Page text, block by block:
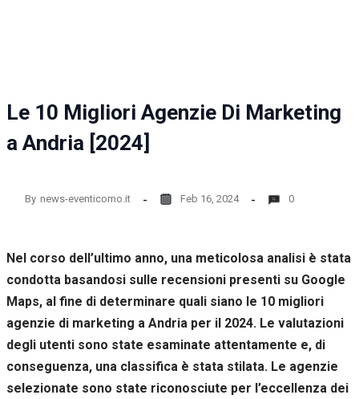
Le 10 Migliori Agenzie Di Marketing
a Andria [2024]
By news-eventicomo.it Feb 16, 2024 0
Nel corso dell’ultimo anno, una meticolosa analisi è stata
condotta basandosi sulle recensioni presenti su Google
Maps, al fine di determinare quali siano le 10 migliori
agenzie di marketing a Andria per il 2024. Le valutazioni
degli utenti sono state esaminate attentamente e, di
conseguenza, una classifica è stata stilata. Le agenzie
selezionate sono state riconosciute per l’eccellenza dei
Esperienza
Per
esperienza
di
sito durante
Se rifiuti
questi
cookie,
alcune
funzioni del
sito non
saranno
disponibili.